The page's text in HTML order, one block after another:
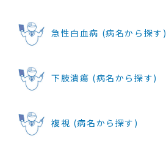
急性白血病 (病名から探す)
下肢潰瘍 (病名から探す)
複視 (病名から探す)